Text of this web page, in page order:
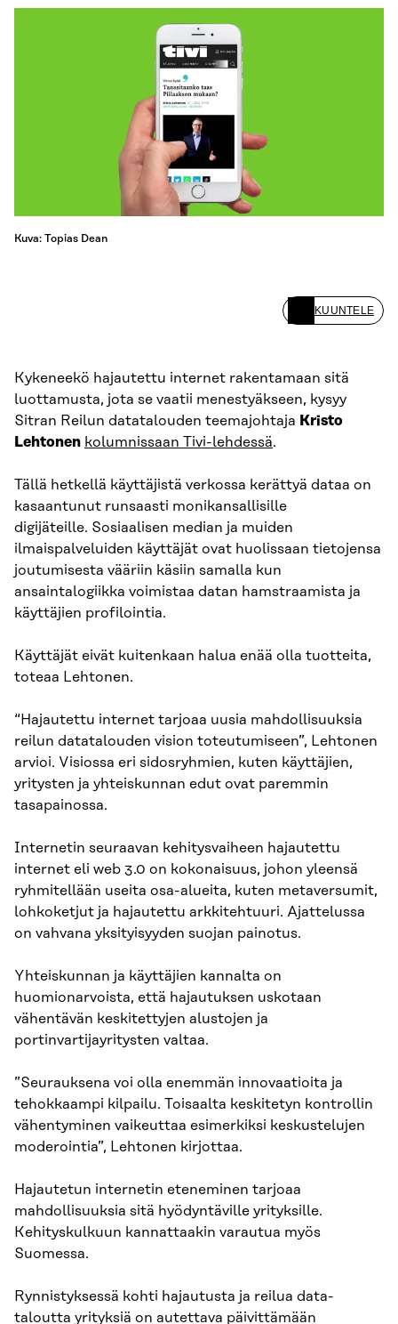
Kuva: Topias Dean
KUUNTELE
Kykeneekö hajautettu internet rakentamaan sitä
luottamusta, jota se vaatii menestyäkseen, kysyy
Sitran Reilun datatalouden teemajohtaja Kristo
Lehtonen kolumnissaan Tivi-lehdessä.
Tällä hetkellä käyttäjistä verkossa kerättyä dataa on
kasaantunut runsaasti monikansallisille
digijäteille. Sosiaalisen median ja muiden
ilmaispalveluiden käyttäjät ovat huolissaan tietojensa
joutumisesta vääriin käsiin samalla kun
ansaintalogiikka voimistaa datan hamstraamista ja
käyttäjien profilointia.
Käyttäjät eivät kuitenkaan halua enää olla tuotteita,
toteaa Lehtonen.
“Hajautettu internet tarjoaa uusia mahdollisuuksia
reilun data­talouden vision toteutumiseen”, Lehtonen
arvioi. Visiossa eri sidosryhmien, kuten käyttäjien,
yritysten ja yhteiskunnan edut ovat paremmin
tasapainossa.
Internetin seuraavan kehitysvaiheen hajautettu
internet eli web 3.0 on kokonaisuus, johon yleensä
ryhmitellään useita osa-alueita, kuten metaversumit,
lohkoketjut ja hajautettu arkkitehtuuri. Ajattelussa
on vahvana yksityisyyden suojan painotus.
Yhteiskunnan ja käyttäjien kannalta on
huomionarvoista, että hajautuksen uskotaan
vähentävän keskitettyjen alustojen ja
portinvartijayritysten valtaa.
”Seurauksena voi olla enemmän innovaatioita ja
tehokkaampi kilpailu. Toisaalta keskitetyn kontrollin
vähentyminen vaikeuttaa esimerkiksi keskustelujen
moderointia”, Lehtonen kirjottaa.
Hajautetun internetin eteneminen tarjoaa
mahdollisuuksia sitä hyödyntäville yrityksille.
Kehityskulkuun kannattaakin varautua myös
Suomessa.
Rynnistyksessä kohti hajautusta ja reilua data­
taloutta yrityksiä on autettava päivittämään